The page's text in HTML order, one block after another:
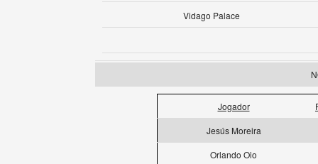
Vidago Palace
Jogador
Jesús Moreira
Orlando Oio